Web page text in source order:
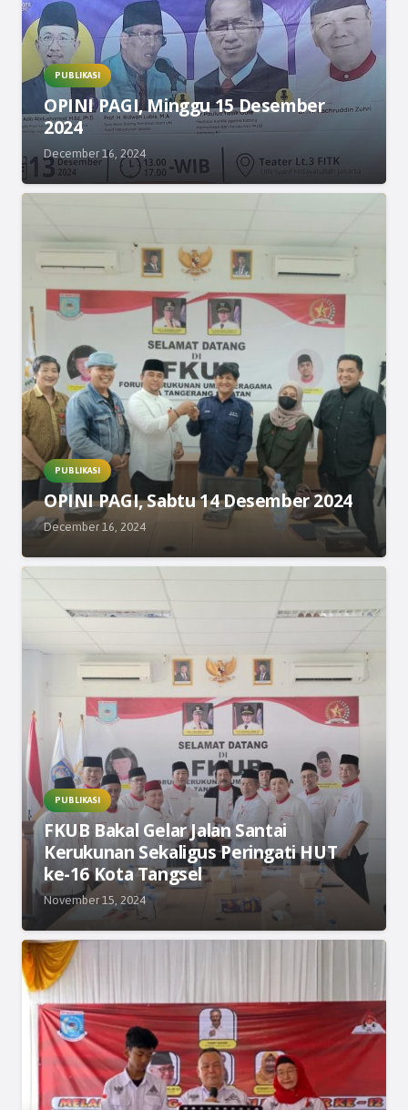
PUBLIKASI
OPINI PAGI, Minggu 15 Desember
2024
December 16, 2024
PUBLIKASI
OPINI PAGI, Sabtu 14 Desember 2024
December 16, 2024
PUBLIKASI
FKUB Bakal Gelar Jalan Santai
Kerukunan Sekaligus Peringati HUT
ke-16 Kota Tangsel
November 15, 2024